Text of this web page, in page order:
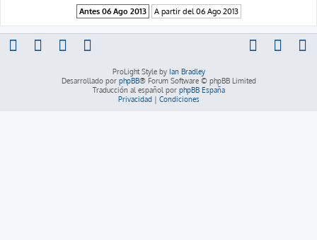
ProLight Style by Ian Bradley
Desarrollado por phpBB® Forum Software © phpBB Limited
Traducción al español por phpBB España
Privacidad| Condiciones